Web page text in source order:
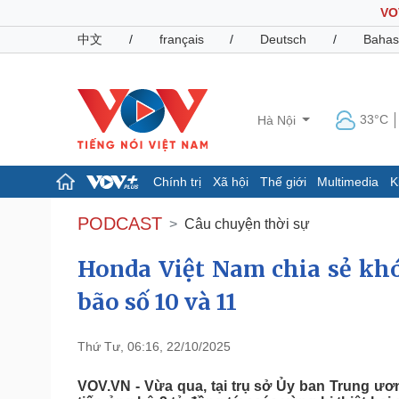
中文
/ français / Deutsch /
Hà Nội 33°C
Chính trị Xã hội Thế giới Multimedia
Chính trị
Tổ chức nhân sự
Quốc hội
Nhận diện sự thật
Xã hội
Dự báo thời tiết
Giáo dục
Vụ án
Vũ khí
PODCAST Câu chuyện thời sự
Honda Việt Nam chia sẻ
bão số 10 và 11
Thứ Tư, 06:16, 22/10/2025
VOV.VN - Vừa qua, tại trụ sở Ủy ban Trung